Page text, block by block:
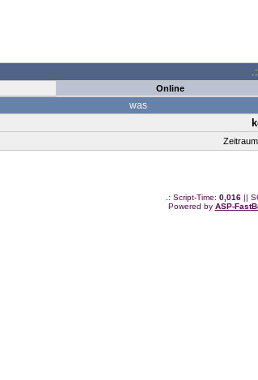
Online
was
.: Script-Time: 0,016||
Powered by ASP-